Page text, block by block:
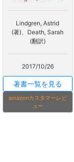
Lindgren, Astrid
(著)、Death, Sarah
(翻訳)
2017/10/26
著書一覧を見る
amazonカスタマーレビ
ュー